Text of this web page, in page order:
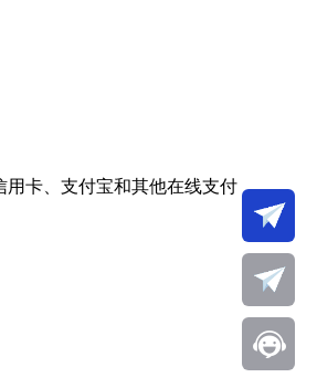
卡、支付宝和其他在线支付